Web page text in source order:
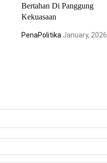
Bertahan Di Panggung
Kekuasaan
PenaPolitika January, 2026